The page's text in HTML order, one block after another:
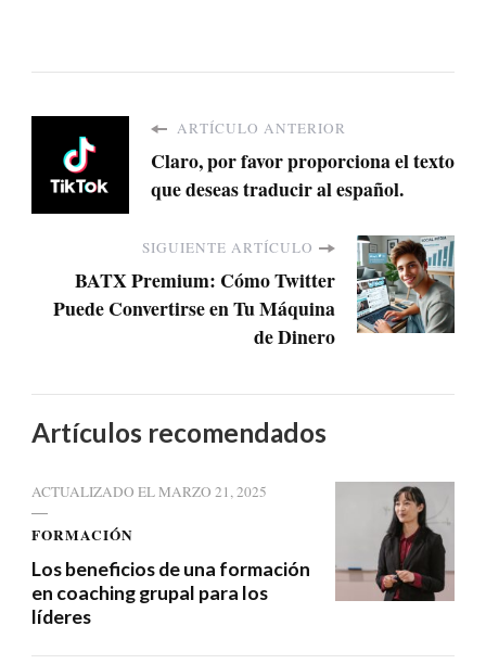
ARTÍCULO ANTERIOR
Claro, por favor proporciona el texto
que deseas traducir al español.
SIGUIENTE ARTÍCULO
BATX Premium: Cómo Twitter
Puede Convertirse en Tu Máquina
de Dinero
Artículos recomendados
ACTUALIZADO ELMARZO 21, 2025
FORMACIÓN
Los beneficios de una formación
en coaching grupal para los
líderes